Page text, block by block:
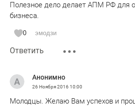
Полезное дело делает АПМ РФ для
бизнеса.
0 эмодзи
Ответить
Анонимно
26 Ноября 2016 10:00
Молодцы. Желаю Вам успехов и